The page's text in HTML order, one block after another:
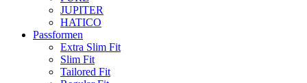
JUPITER
HATICO
Passformen
Extra Slim Fit
Slim Fit
Tailored Fit